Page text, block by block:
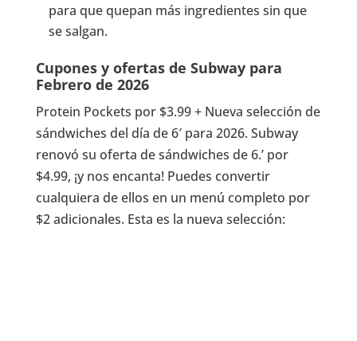
para que quepan más ingredientes sin que
se salgan.
Cupones y ofertas de Subway para
Febrero de 2026
Protein Pockets por $3.99 + Nueva selección de
sándwiches del día de 6′ para 2026. Subway
renovó su oferta de sándwiches de 6.’ por
$4.99, ¡y nos encanta! Puedes convertir
cualquiera de ellos en un menú completo por
$2 adicionales. Esta es la nueva selección: